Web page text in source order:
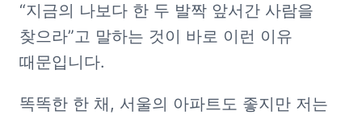
“지금의 나보다 한 두 발짝 앞서간 사람을
찾으라”고 말하는 것이 바로 이런 이유
때문입니다.
똑똑한 한 채, 서울의 아파트도 좋지만 저는